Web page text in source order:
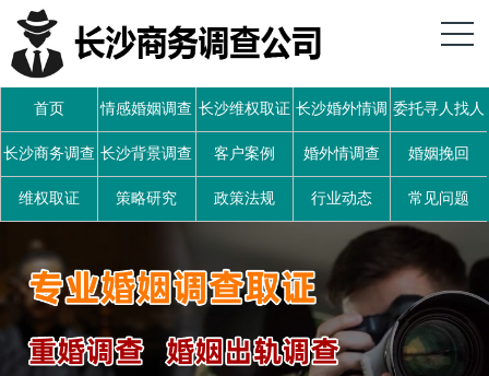
首页 情感婚姻调查 长沙维权取证 长沙婚外情调
查
委托寻人找人
长沙商务调查 长沙背景调查 客户案例 婚外情调查 婚姻挽回
维权取证 策略研究 政策法规 行业动态 常见问题